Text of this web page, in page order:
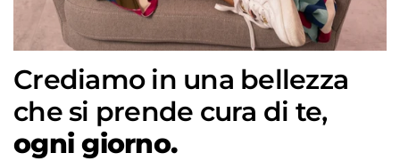
Crediamo in una bellezza
che si prende cura di te,
ogni giorno.
Accesso richiesto
Accedi al tuo account per aggiungere prodotti
alla tua lista dei desideri e visualizzare gli articoli
salvati in precedenza.